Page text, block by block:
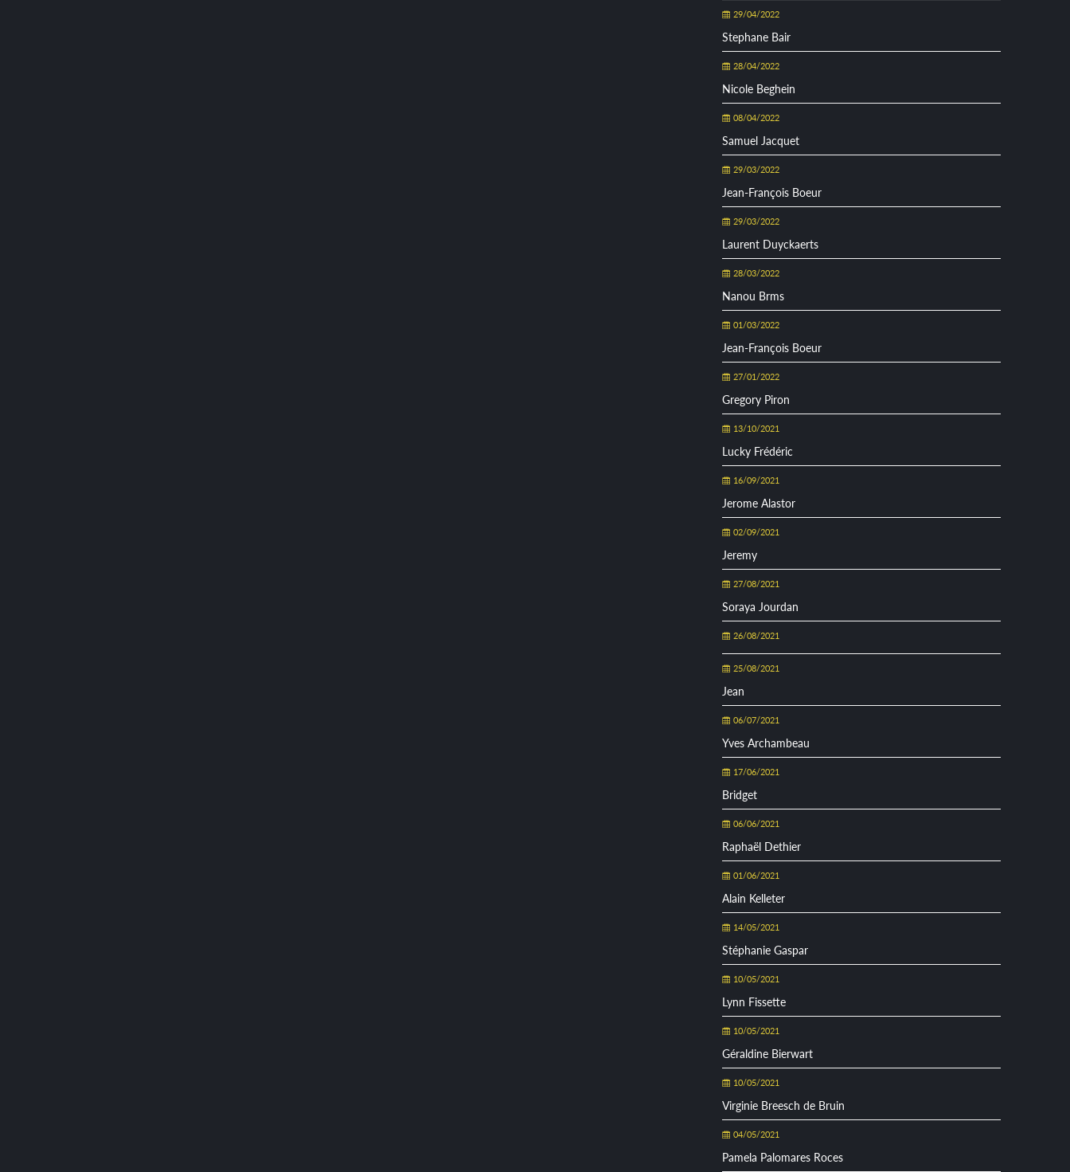
29/04/2022
Stephane Bair
28/04/2022
Nicole Beghein
08/04/2022
Samuel Jacquet
29/03/2022
Jean-François Boeur
29/03/2022
Laurent Duyckaerts
28/03/2022
Nanou Brms
01/03/2022
Jean-François Boeur
27/01/2022
Gregory Piron
13/10/2021
Lucky Frédéric
16/09/2021
Jerome Alastor
02/09/2021
Jeremy
27/08/2021
Soraya Jourdan
26/08/2021
25/08/2021
Jean
06/07/2021
Yves Archambeau
17/06/2021
Bridget
06/06/2021
Raphaël Dethier
01/06/2021
Alain Kelleter
14/05/2021
Stéphanie Gaspar
10/05/2021
Lynn Fissette
10/05/2021
Géraldine Bierwart
10/05/2021
Virginie Breesch de Bruin
04/05/2021
Pamela Palomares Roces